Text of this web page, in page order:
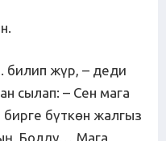
билип жүр, – деди
сылап: – Сен мага
бүткөн жалгыз
Болду… Мага